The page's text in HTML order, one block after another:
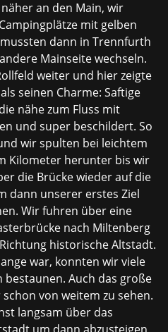
an den Main, wir
mit gelben
dann in Trennfurth
Mainseite wechseln.
weiter und hier zeigte
seinen Charme: Saftige
nähe zum Fluss mit
und super beschildert. So
wir spulten bei leichtem
Kilometer herunter bis wir
die Brücke wieder auf die
dann unserer erstes Ziel
Wir fuhren über eine
nach Miltenberg
historische Altstadt.
war, konnten wir viele
bestaunen. Auch das große
von weitem zu sehen.
langsam über das